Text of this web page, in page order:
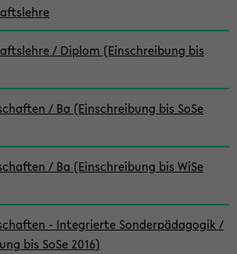
/ Diplom (Einschreibung bis
/ Ba (Einschreibung bis SoSe
/ Ba (Einschreibung bis WiSe
- Integrierte Sonderpädagogik /
bis SoSe 2016)